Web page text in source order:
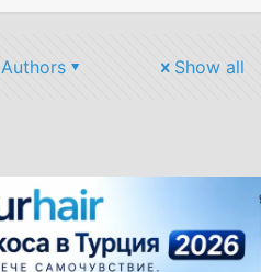
Authors Show all